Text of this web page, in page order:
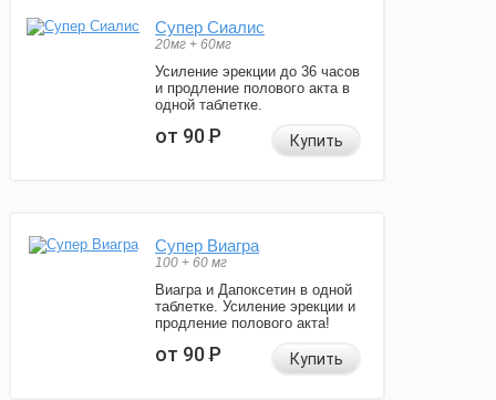
Супер Сиалис
20мг + 60мг
Усиление эрекции до 36 часов
и продление полового акта в
одной таблетке.
от 90Р Купить
Супер Виагра
100 + 60 мг
Виагра и Дапоксетин в одной
таблетке. Усиление эрекции и
продление полового акта!
от 90Р Купить